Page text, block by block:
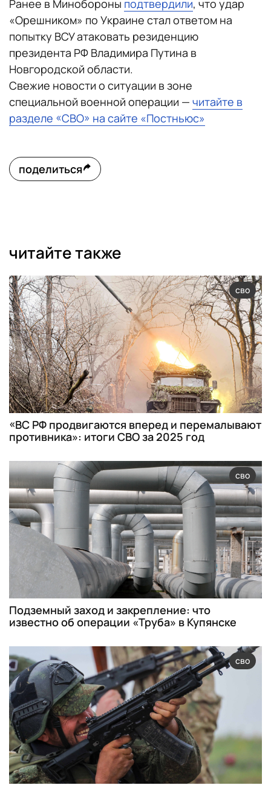
Ранее в Минобороны подтвердили, что удар
«Орешником» по Украине стал ответом на
попытку ВСУ атаковать резиденцию
президента РФ Владимира Путина в
Новгородской области.
Свежие новости о ситуации в зоне
специальной военной операции — читайте в
разделе «СВО» на сайте «Постньюс»
поделиться
читайте также
сво
«ВС РФ продвигаются вперед и перемалывают
противника»: итоги СВО за 2025 год
сво
Подземный заход и закрепление: что
известно об операции «Труба» в Купянске
сво